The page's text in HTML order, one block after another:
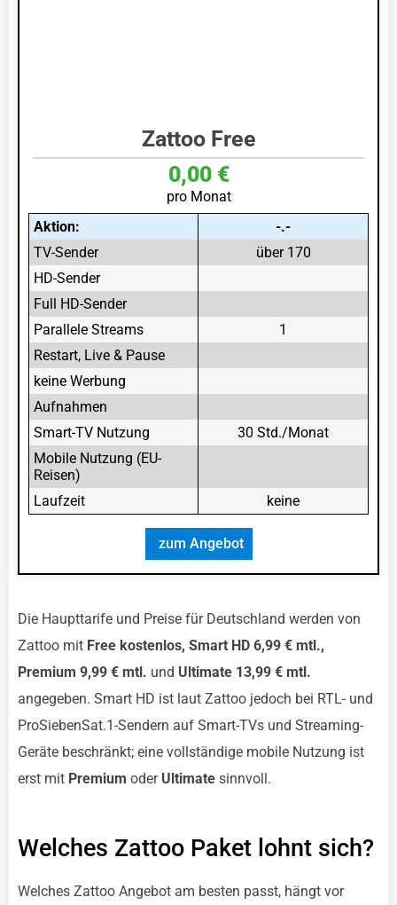
Zattoo Free
0,00 €
pro Monat
Aktion:
-.-
TV-Sender
über 170
HD-Sender
Full HD-Sender
Parallele Streams
1
Restart, Live & Pause
keine Werbung
Aufnahmen
Smart-TV Nutzung
30 Std./Monat
Mobile Nutzung (EU-
Reisen)
Laufzeit
keine
zum Angebot
Die Haupttarife und Preise für Deutschland werden von
Zattoo mit Free kostenlos, Smart HD 6,99 € mtl.,
Premium 9,99 € mtl. und Ultimate 13,99 € mtl.
angegeben. Smart HD ist laut Zattoo jedoch bei RTL- und
ProSiebenSat.1-Sendern auf Smart-TVs und Streaming-
Geräte beschränkt; eine vollständige mobile Nutzung ist
erst mit Premium oder Ultimate sinnvoll.
Welches Zattoo Paket lohnt sich?
Welches Zattoo Angebot am besten passt, hängt vor